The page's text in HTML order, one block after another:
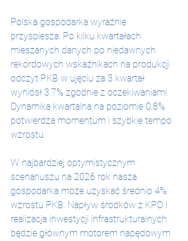
Polska gospodarka wyraźnie
przyspiesza. Po kilku kwartałach
mieszanych danych po niedawnych
rekordowych wskaźnikach na produkcji
odczyt PKB w ujęciu za 3 kwartał
wyniósł 3.7% zgodnie z oczekiwaniami.
Dynamika kwartalna na poziomie 0.8%
potwierdza momentum i szybkie tempo
wzrostu.
W najbardziej optymistycznym
scenariuszu na 2026 rok nasza
gospodarka może uzyskać średnio 4%
wzrostu PKB. Napływ środków z KPO i
realizacja inwestycji infrastrukturalnych
będzie głównym motorem napędowym